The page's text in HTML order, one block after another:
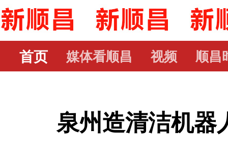
首页 媒体看顺昌 视频 顺昌
泉州造清洁机器